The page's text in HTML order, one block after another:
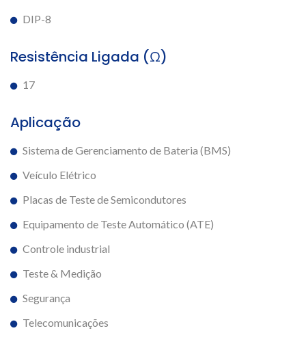
DIP-8
Resistência Ligada (Ω)
17
Aplicação
Sistema de Gerenciamento de Bateria (BMS)
Veículo Elétrico
Placas de Teste de Semicondutores
Equipamento de Teste Automático (ATE)
Controle industrial
Teste & Medição
Segurança
Telecomunicações